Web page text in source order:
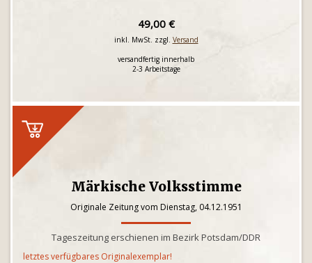
49,00 €
inkl. MwSt. zzgl. Versand
versandfertig innerhalb
2-3 Arbeitstage
Märkische Volksstimme
Originale Zeitung vom Dienstag, 04.12.1951
Tageszeitung erschienen im Bezirk Potsdam/DDR
letztes verfügbares Originalexemplar!